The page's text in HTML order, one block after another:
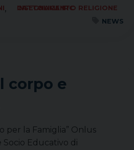
,
INSEGNAMENTO RELIGIONE CATTOLICA IRC
NEWS
corpo e
per la Famiglia” Onlus
Educativo di